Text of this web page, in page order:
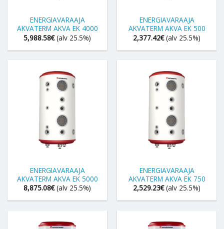
ENERGIAVARAAJA
AKVATERM AKVA EK 4000
5,988.58€ (alv 25.5%)
ENERGIAVARAAJA
AKVATERM AKVA EK 500
2,377.42€ (alv 25.5%)
ENERGIAVARAAJA
AKVATERM AKVA EK 5000
8,875.08€ (alv 25.5%)
ENERGIAVARAAJA
AKVATERM AKVA EK 750
2,529.23€ (alv 25.5%)